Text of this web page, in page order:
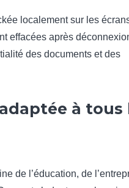
localement sur les
effacées après
des documents et des
à tous
de l’éducation, de